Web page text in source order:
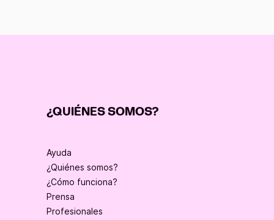
¿QUIÉNES SOMOS?
Ayuda
¿Quiénes somos?
¿Cómo funciona?
Prensa
Profesionales